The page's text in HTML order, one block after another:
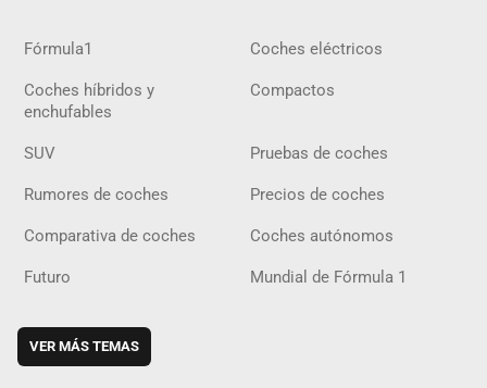
Fórmula1 Coches eléctricos
Coches híbridos y
enchufables
Compactos
SUV Pruebas de coches
Rumores de coches Precios de coches
Comparativa de coches Coches autónomos
Futuro Mundial de Fórmula 1
VER MÁS TEMAS